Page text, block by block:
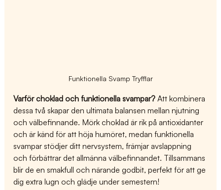
Funktionella Svamp Tryfflar
Varför choklad och funktionella svampar? Att kombinera
dessa två skapar den ultimata balansen mellan njutning
och välbefinnande. Mörk choklad är rik på antioxidanter
och är känd för att höja humöret, medan funktionella
svampar stödjer ditt nervsystem, främjar avslappning
och förbättrar det allmänna välbefinnandet. Tillsammans
blir de en smakfull och närande godbit, perfekt för att ge
dig extra lugn och glädje under semestern!